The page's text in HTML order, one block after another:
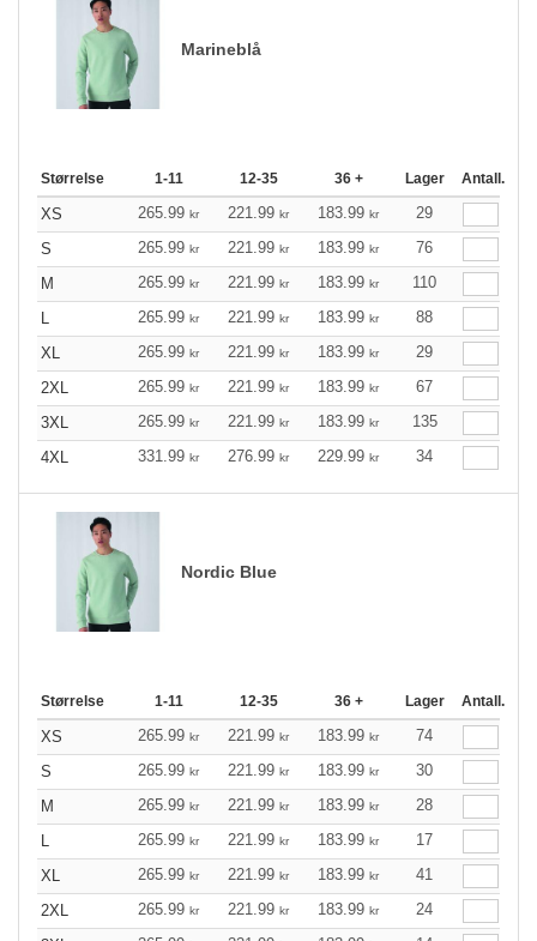
Marineblå
Størrelse 1-11 12-35 36 + Lager Antall.
XS 265.99 kr 221.99 kr 183.99 kr
29
S
265.99 kr 221.99 kr 183.99 kr
76
M
265.99 kr 221.99 kr 183.99 kr
110
L
265.99 kr 221.99 kr 183.99 kr
88
XL
265.99 kr 221.99 kr 183.99 kr
29
2XL
265.99 kr 221.99 kr 183.99 kr
67
3XL
265.99 kr 221.99 kr 183.99 kr
135
4XL
331.99 kr 276.99 kr 229.99 kr 34
Nordic Blue
Størrelse 1-11 12-35 36 + Lager Antall.
XS 265.99 kr 221.99 kr 183.99 kr
74
S
265.99 kr 221.99 kr 183.99 kr
30
M
265.99 kr 221.99 kr 183.99 kr
28
L
265.99 kr 221.99 kr 183.99 kr
17
XL
265.99 kr 221.99 kr 183.99 kr
41
2XL
265.99 kr 221.99 kr 183.99 kr
24